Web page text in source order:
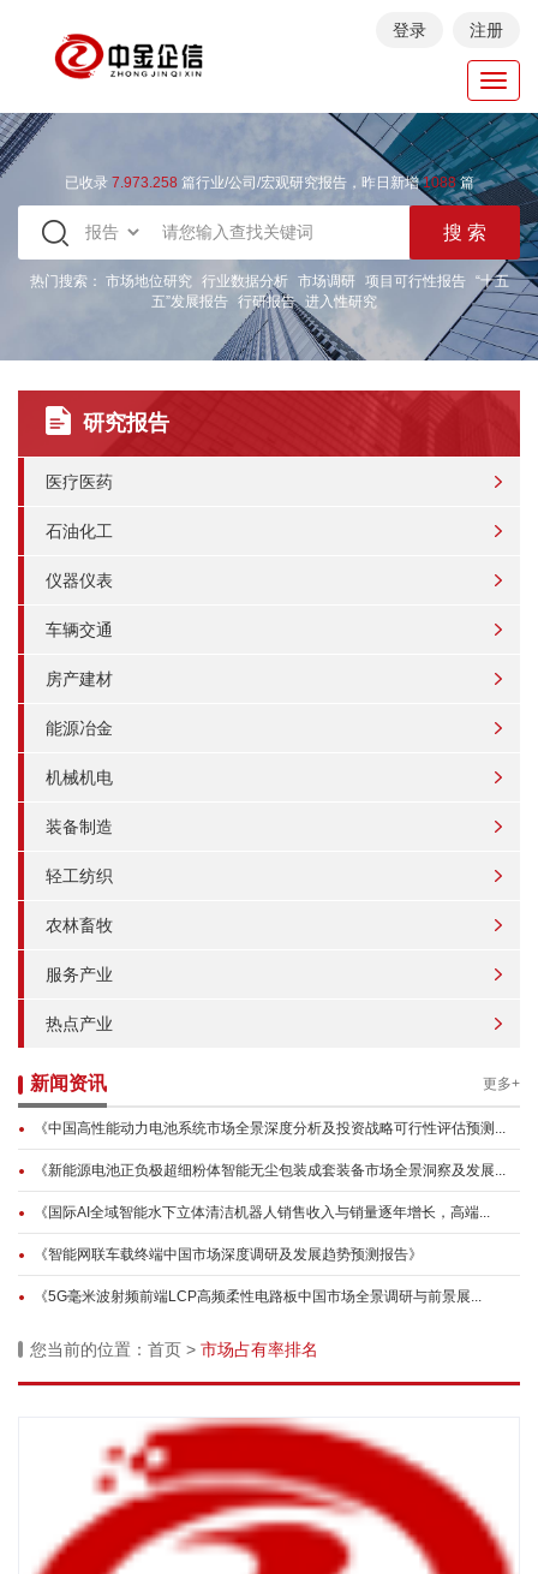
登录 注册
已收录 7.973.258 篇行业/公司/宏观研究报告，昨日新增1088篇
热门搜索： 市场地位研究 行业数据分析 市场调研 项目可行性报告
“十五
五”发展报告 行研报告 进入性研究
研究报告
医疗医药
石油化工
仪器仪表
车辆交通
房产建材
能源冶金
机械机电
装备制造
轻工纺织
农林畜牧
服务产业
热点产业
新闻资讯 更多+
《中国高性能动力电池系统市场全景深度分析及投资战略可行性评估预测...
《新能源电池正负极超细粉体智能无尘包装成套装备市场全景洞察及发展...
《国际AI全域智能水下立体清洁机器人销售收入与销量逐年增长，高端...
《智能网联车载终端中国市场深度调研及发展趋势预测报告》
《5G毫米波射频前端LCP高频柔性电路板中国市场全景调研与前景展...
您当前的位置： 首页 > 市场占有率排名